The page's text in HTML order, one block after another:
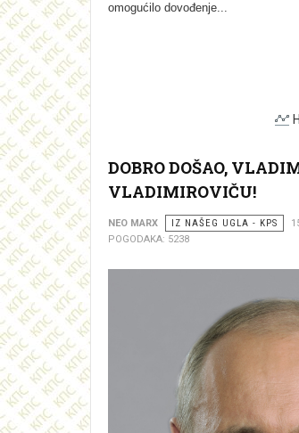
omogućilo dovođenje...
DOBRO DOŠAO,
VLADIMIROVIČU!
NEO MARX IZ NAŠEG UGLA - KPS
POGODAKA: 5238